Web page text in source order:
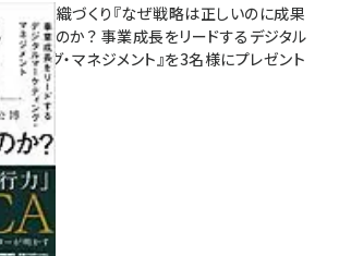
生む組織づくり『なぜ戦略は正しいのに成果
らないのか？ 事業成長をリードするデジタル
ティング・マネジメント』を3名様にプレゼント